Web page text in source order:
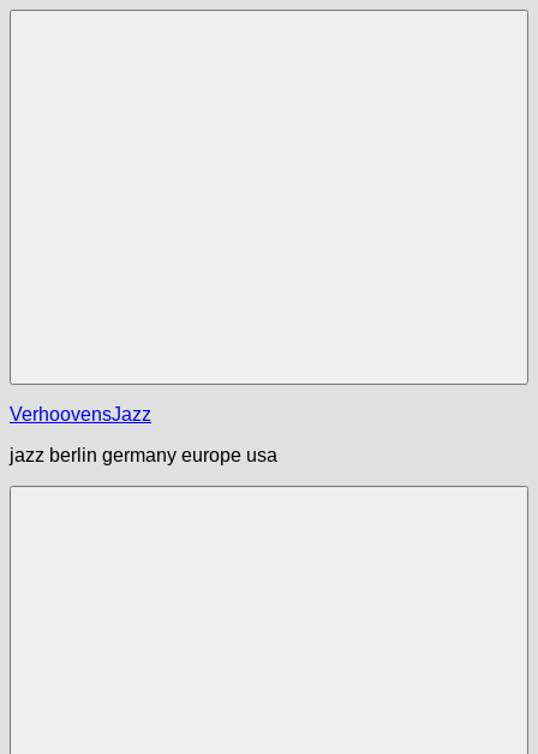
Zum
VerhoovensJazz
jazz berlin germany europe usa